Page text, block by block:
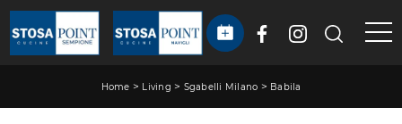
Home > Living > Sgabelli Milano > Babila